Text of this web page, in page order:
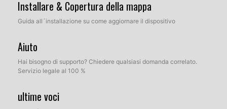
Installare & Copertura della mappa
Guida all´installazione su come aggiornare il dispositivo
Aiuto
Hai bisogno di supporto? Chiedere qualsiasi domanda correlato.
Servizio legale al 100 %
ultime voci